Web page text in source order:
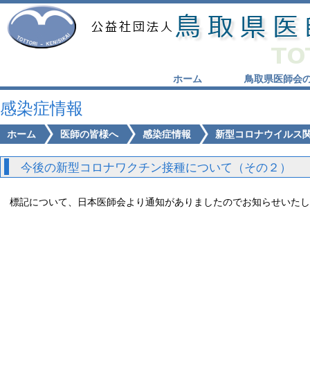
ホーム 鳥取県医師会
感染症情報
ホーム 医師の皆様へ 感染症情報 新型コロナウイルス
今後の新型コロナワクチン接種について（その２）
標記について、日本医師会より通知がありましたのでお知らせいた